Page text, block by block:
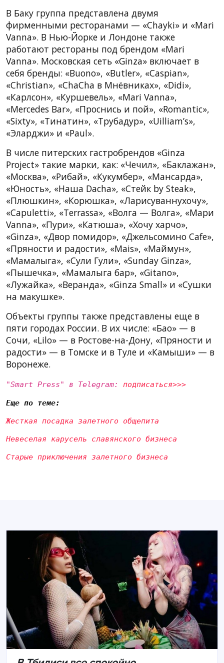
В Баку группа представлена двумя
фирменными ресторанами — «Chayki» и «Mari
Vanna». В Нью-Йорке и Лондоне также
работают рестораны под брендом «Mari
Vanna». Московская сеть «Ginza» включает в
себя бренды: «Buono», «Butler», «Caspian»,
«Christian», «ChaCha в Мнёвниках», «Didi»,
«Карлсон», «Куршевель», «Mari Vanna»,
«Mercedes Bar», «Проснись и пой», «Romantic»,
«Sixty», «Тинатин», «Трубадур», «Uilliam’s»,
«Эларджи» и «Paul».
В числе питерских гастробрендов «Ginza
Project» такие марки, как: «Чечил», «Баклажан»,
«Москва», «Рибай», «Кукумбер», «Мансарда»,
«Юность», «Наша Dacha», «Стейк by Steak»,
«Плюшкин», «Корюшка», «Ларисуваннухочу»,
«Capuletti», «Terrassa», «Волга — Волга», «Мари
Vanna», «Пури», «Катюша», «Хочу харчо»,
«Ginza», «Двор помидор», «Джельсомино Cafe»,
«Пряности и радости», «Mais», «Маймун»,
«Мамалыга», «Сули Гули», «Sunday Ginza»,
«Пышечка», «Мамалыга бар», «Gitano»,
«Лужайка», «Веранда», «Ginza Small» и «Сушки
на макушке».
Объекты группы также представлены еще в
пяти городах России. В их числе: «Бао» — в
Сочи, «Lilo» — в Ростове-на-Дону, «Пряности и
радости» — в Томске и в Туле и «Камыши» — в
Воронеже.
"Smart Press" в Telegram: подписаться>>>
Еще по теме:
Жесткая посадка залетного общепита
Невеселая карусель славянского бизнеса
Старые приключения залетного бизнеса